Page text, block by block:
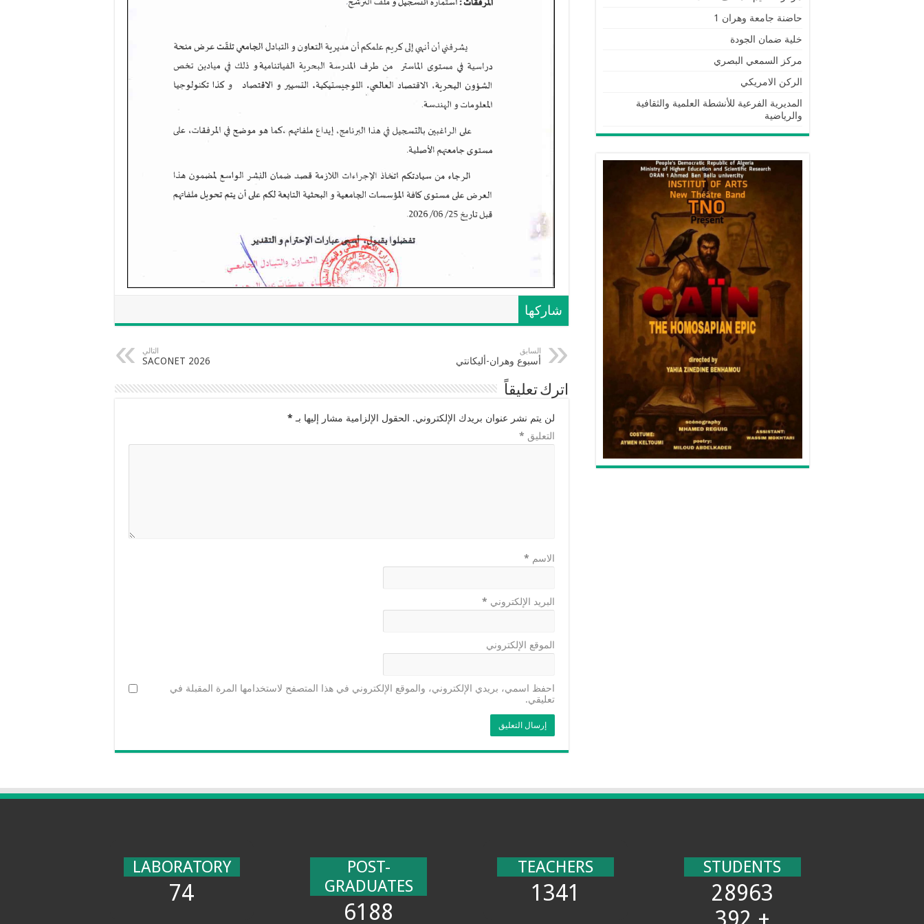
شاركها
السابق
أسبوع وهران-أليكانتي
التالي
SACONET 2026
اترك تعليقاً
لن يتم نشر عنوان بريدك الإلكتروني. الحقول الإلزامية مشار إليها بـ *
التعليق *
الاسم *
البريد الإلكتروني *
الموقع الإلكتروني
احفظ اسمي، بريدي الإلكتروني، والموقع الإلكتروني في هذا المتصفح لاستخدامها المرة المقبلة في
تعليقي.
حاضنة جامعة وهران 1
خلية ضمان الجودة
مركز السمعي البصري
الركن الامريكي
المديرية الفرعية للأنشطة العلمية والثقافية
والرياضية
STUDENTS
28963
TEACHERS
1341
POST-
GRADUATES
6188
LABORATORY
74